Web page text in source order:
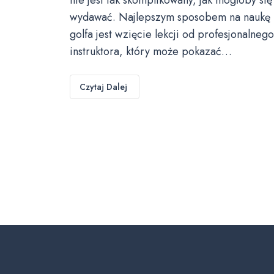
wydawać. Najlepszym sposobem na naukę
golfa jest wzięcie lekcji od profesjonalnego
instruktora, który może pokazać…
Czytaj Dalej